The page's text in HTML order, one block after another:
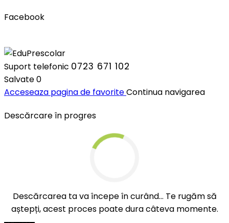
Facebook
Suport telefonic 0723 671 102
Salvate0
Acceseaza pagina de favoriteContinua navigarea
Descărcare în progres
Descărcarea ta va începe în curând... Te rugăm să
aștepți, acest proces poate dura câteva momente.